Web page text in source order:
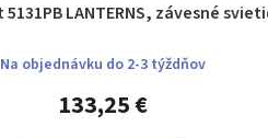
Searchlight 5131PB LANTERNS,
Na objednávku do 2-3 týždňov
133,25 €